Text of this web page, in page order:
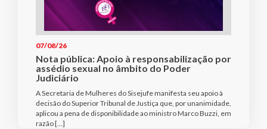
07/08/26
Nota pública: Apoio à responsabilização por
assédio sexual no âmbito do Poder
Judiciário
A Secretaria de Mulheres do Sisejufe manifesta seu apoio à
decisão do Superior Tribunal de Justiça que, por unanimidade,
aplicou a pena de disponibilidade ao ministro Marco Buzzi, em
razão […]